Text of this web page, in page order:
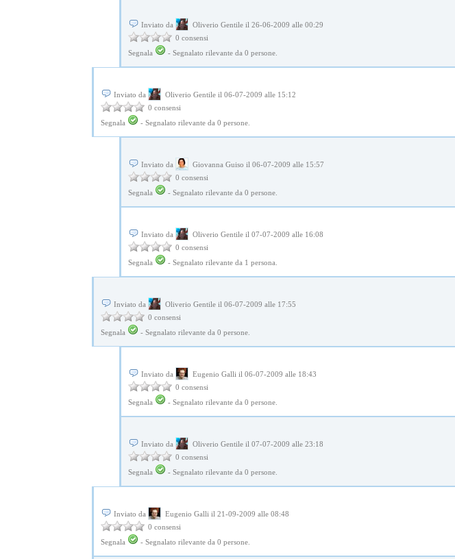
Inviato da
Oliverio Gentile il 26-06-2009 alle 00:29
0 consensi
Segnala
- Segnalato rilevante da 0 persone.
Inviato da
Oliverio Gentile il 06-07-2009 alle 15:12
0 consensi
Segnala
- Segnalato rilevante da 0 persone.
Inviato da
Giovanna Guiso il 06-07-2009 alle 15:57
0 consensi
Segnala
- Segnalato rilevante da 0 persone.
Inviato da
Oliverio Gentile il 07-07-2009 alle 16:08
0 consensi
Segnala
- Segnalato rilevante da 1 persona.
Inviato da
Oliverio Gentile il 06-07-2009 alle 17:55
0 consensi
Segnala
- Segnalato rilevante da 0 persone.
Inviato da
Eugenio Galli il 06-07-2009 alle 18:43
0 consensi
Segnala
- Segnalato rilevante da 0 persone.
Inviato da
Oliverio Gentile il 07-07-2009 alle 23:18
0 consensi
Segnala
- Segnalato rilevante da 0 persone.
Inviato da
Eugenio Galli il 21-09-2009 alle 08:48
0 consensi
Segnala
- Segnalato rilevante da 0 persone.